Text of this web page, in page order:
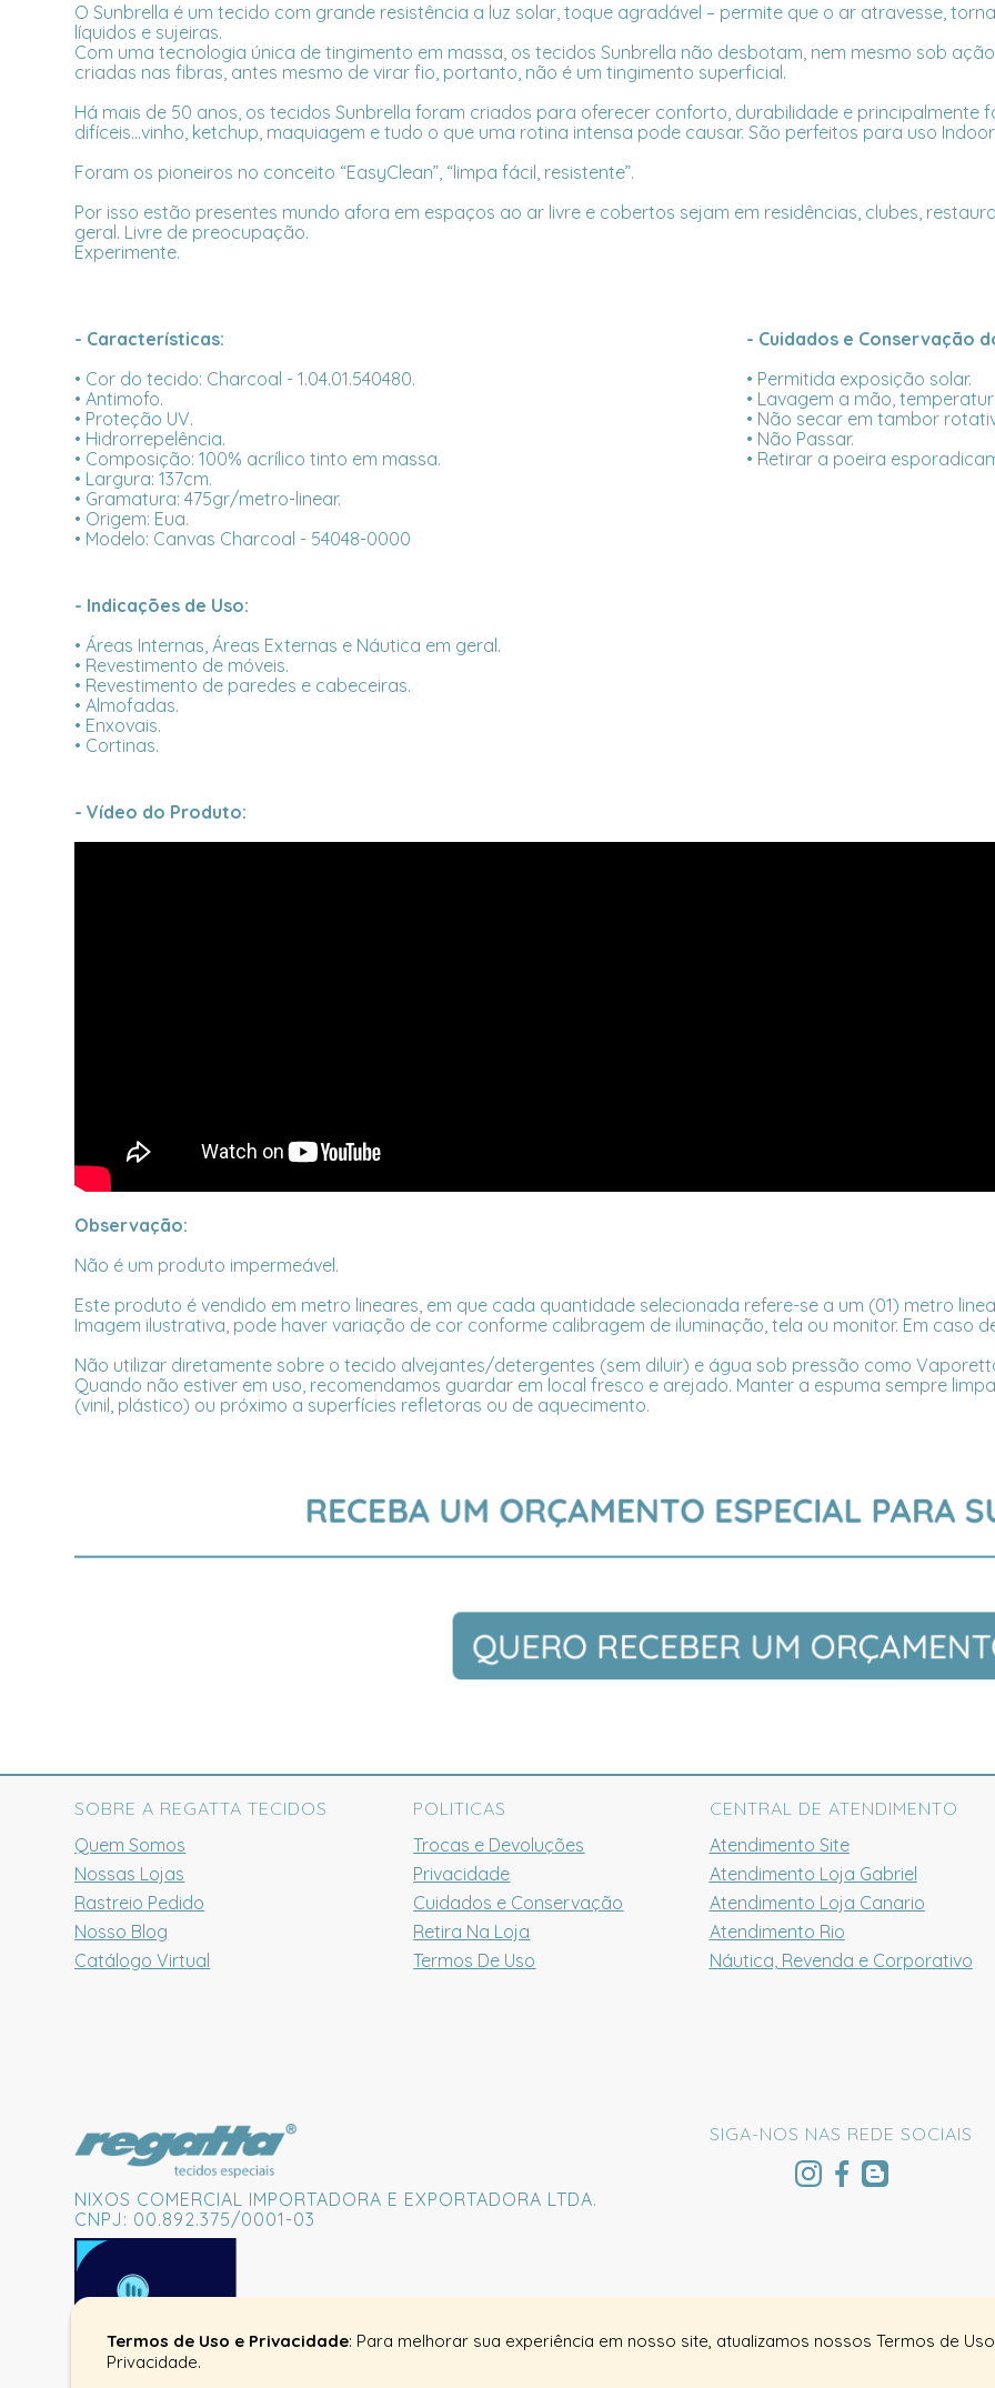
O Sunbrella é um tecido com grande resistência a luz solar, toque agradável – permite que o ar atravesse,
líquidos e sujeiras.
Com uma tecnologia única de tingimento em massa, os tecidos Sunbrella não desbotam, nem mesmo sob
criadas nas fibras, antes mesmo de virar fio, portanto, não é um tingimento superficial.
Há mais de 50 anos, os tecidos Sunbrella foram criados para oferecer conforto, durabilidade e principalmente
difíceis...vinho, ketchup, maquiagem e tudo o que uma rotina intensa pode causar. São perfeitos para uso
Foram os pioneiros no conceito “EasyClean”, “limpa fácil, resistente”.
Por isso estão presentes mundo afora em espaços ao ar livre e cobertos sejam em residências, clubes,
geral. Livre de preocupação.
Experimente.
- Características:
• Cor do tecido: Charcoal - 1.04.01.540480.
• Antimofo.
• Proteção UV.
• Hidrorrepelência.
• Composição: 100% acrílico tinto em massa.
• Largura: 137cm.
• Gramatura: 475gr/metro-linear.
• Origem: Eua.
• Modelo: Canvas Charcoal - 54048-0000
- Cuidados e Conservação
• Permitida exposição solar.
• Lavagem a mão,
• Não secar em tambor
• Não Passar.
• Retirar a poeira
- Indicações de Uso:
• Áreas Internas, Áreas Externas e Náutica em geral.
• Revestimento de móveis.
• Revestimento de paredes e cabeceiras.
• Almofadas.
• Enxovais.
• Cortinas.
- Vídeo do Produto:
Observação:
Não é um produto impermeável.
Este produto é vendido em metro lineares, em que cada quantidade selecionada refere-se a um (01) metro
Imagem ilustrativa, pode haver variação de cor conforme calibragem de iluminação, tela ou monitor. Em caso
Não utilizar diretamente sobre o tecido alvejantes/detergentes (sem diluir) e água sob pressão como
Quando não estiver em uso, recomendamos guardar em local fresco e arejado. Manter a espuma sempre
(vinil, plástico) ou próximo a superfícies refletoras ou de aquecimento.
SOBRE A REGATTA TECIDOS
Quem Somos
Nossas Lojas
Rastreio Pedido
Nosso Blog
Catálogo Virtual
POLITICAS
Trocas e Devoluções
Privacidade
Cuidados e Conservação
Retira Na Loja
Termos De Uso
CENTRAL DE ATENDIMENTO
Atendimento Site
Atendimento Loja Gabriel
Atendimento Loja Canario
Atendimento Rio
Náutica, Revenda e Corporativo
NIXOS COMERCIAL IMPORTADORA E EXPORTADORA LTDA.
CNPJ: 00.892.375/0001-03
SIGA-NOS NAS REDE SOCIAIS
Termos de Uso e Privacidade: Para melhorar sua experiência em nosso site, atualizamos nossos Termos de
Privacidade.